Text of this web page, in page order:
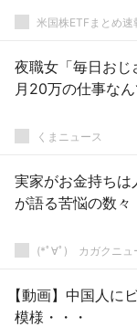
米国株ETFまとめ速
夜職女「毎日おじ
月20万の仕事なん
くまニュース
実家がお金持ち
(*ﾟ∀ﾟ)ゞカガクニュ
【動画】中国人に
模様・・・